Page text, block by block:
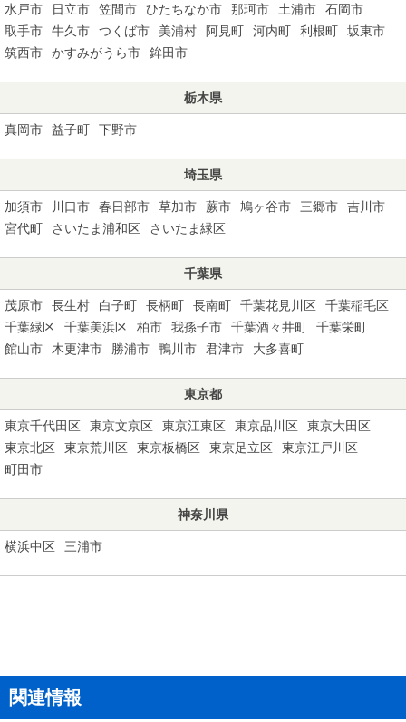
水戸市 日立市 笠間市 ひたちなか市 那珂市 土浦市
石岡市
取手市
牛久市 つくば市 美浦村 阿見町 河内町 利根町
坂東市
筑西市
かすみがうら市 鉾田市
栃木県
真岡市 益子町 下野市
埼玉県
加須市 川口市 春日部市 草加市 蕨市 鳩ヶ谷市 三郷市
吉川市
宮代町
さいたま浦和区 さいたま緑区
千葉県
茂原市 長生村 白子町 長柄町 長南町 千葉花見川区
千葉稲毛区
千葉緑区
千葉美浜区 柏市 我孫子市 千葉酒々井町
千葉栄町
館山市
木更津市 勝浦市 鴨川市 君津市 大多喜町
東京都
東京千代田区 東京文京区 東京江東区 東京品川区
東京大田区
東京北区
東京荒川区 東京板橋区 東京足立区
東京江戸川区
町田市
神奈川県
横浜中区 三浦市
関連情報